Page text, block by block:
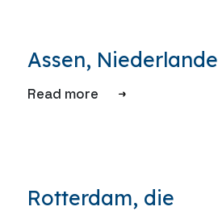
Assen, Niederlande
Read more
Rotterdam, die